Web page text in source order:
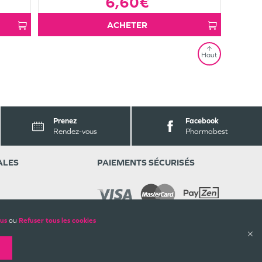
ou Refuser tous les cookies
ACHETER
Haut
Prenez
Rendez-vous
Facebook
Pharmabest
PAIEMENTS SÉCURISÉS